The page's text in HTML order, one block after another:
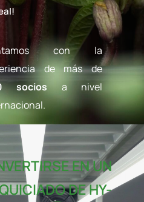
con la
de más de
socios a nivel
EN UN
DE HY-